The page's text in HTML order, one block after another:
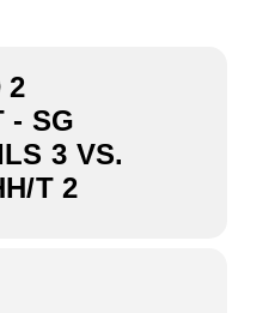
2
- SG
3 VS.
T 2